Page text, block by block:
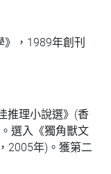
》，1989年創刊
推理小說選》(香
選入《獨角獸文
2005年)。獲第二